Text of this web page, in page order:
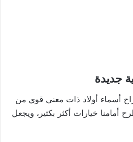
جديدة
أسماء أولاد ذات معنى قوي من
أمامنا خيارات أكثر بكثير، ويجعل